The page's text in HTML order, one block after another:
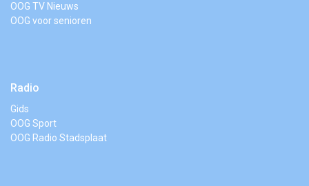
OOG TV Nieuws
OOG voor senioren
Radio
Gids
OOG Sport
OOG Radio Stadsplaat